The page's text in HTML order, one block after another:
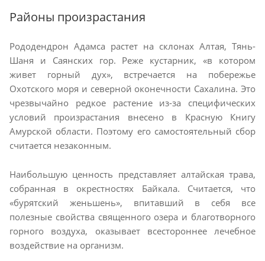
Районы произрастания
Рододендрон Адамса растет на склонах Алтая, Тянь-
Шаня и Саянских гор. Реже кустарник, «в котором
живет горный дух», встречается на побережье
Охотского моря и северной оконечности Сахалина. Это
чрезвычайно редкое растение из-за специфических
условий произрастания внесено в Красную Книгу
Амурской области. Поэтому его самостоятельный сбор
считается незаконным.
Наибольшую ценность представляет алтайская трава,
собранная в окрестностях Байкала. Считается, что
«бурятский женьшень», впитавший в себя все
полезные свойства священного озера и благотворного
горного воздуха, оказывает всестороннее лечебное
воздействие на организм.